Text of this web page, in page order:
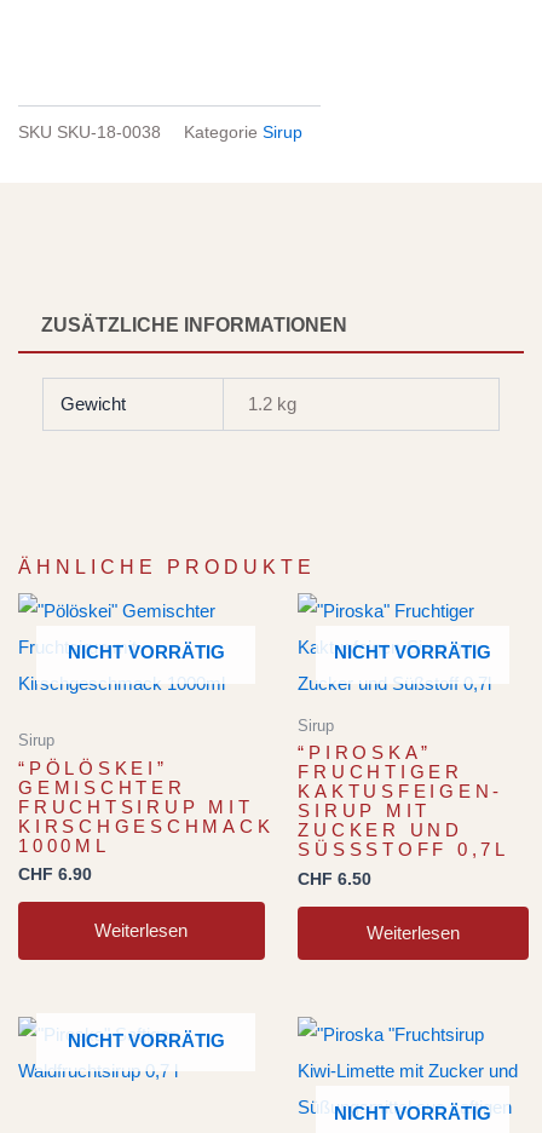
SKU SKU-18-0038 Kategorie Sirup
ZUSÄTZLICHE INFORMATIONEN
Gewicht 1.2 kg
ÄHNLICHE PRODUKTE
NICHT VORRÄTIG
Sirup
“PÖLÖSKEI”
GEMISCHTER
FRUCHTSIRUP MIT
KIRSCHGESCHMACK
1000ML
CHF 6.90
Weiterlesen
NICHT VORRÄTIG
Sirup
“PIROSKA”
FRUCHTIGER
KAKTUSFEIGEN-
SIRUP MIT
ZUCKER UND
SÜSSSTOFF 0,7L
CHF 6.50
Weiterlesen
NICHT VORRÄTIG
NICHT VORRÄTIG